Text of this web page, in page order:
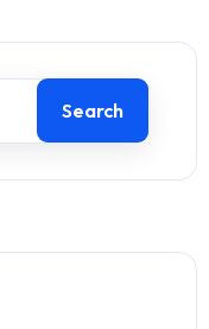
Search